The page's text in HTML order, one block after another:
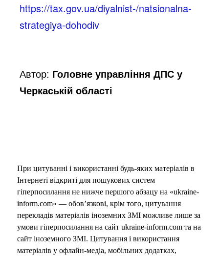
https://tax.gov.ua/diyalnist-/natsionalna-
strategiya-dohodiv
Автор: Головне управління ДПС у
Черкаській області
При цитуванні і використанні будь-яких матеріалів в
Інтернеті відкриті для пошукових систем
гіперпосилання не нижче першого абзацу на «ukraine-
inform.com» — обов’язкові, крім того, цитування
перекладів матеріалів іноземних ЗМІ можливе лише за
умови гіперпосилання на сайт ukraine-inform.com та на
сайт іноземного ЗМІ. Цитування і використання
матеріалів у офлайн-медіа, мобільних додатках,